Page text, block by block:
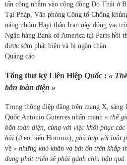
tấn công nhắm vào cộng đồng Do Thái ở
Tại Pháp, Văn phòng Công tố Chống
năng nhóm Hayi thân Iran này đóng vai
Ngân hàng Bank of America tại Paris hồi
được sớm phát hiện và bị ngăn chặn.
Quảng cáo
Tổng thư ký Liên Hiệp Quốc : «
bắn toàn diện »
Trong thông điệp đăng trên mạng X,
Quốc Antonio Guterres nhấn mạnh « thế
bắn toàn diện, cùng với việc khôi phục
hải (ở eo biển Hormuz), phù hợp với luật
về « những khó khăn và bất ổn trên khắp
đang phát triển sẽ phải gánh chịu hậu